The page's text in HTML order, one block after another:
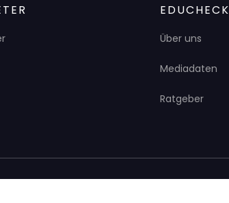
EDUCHECK
Über uns
Mediadaten
Ratgeber